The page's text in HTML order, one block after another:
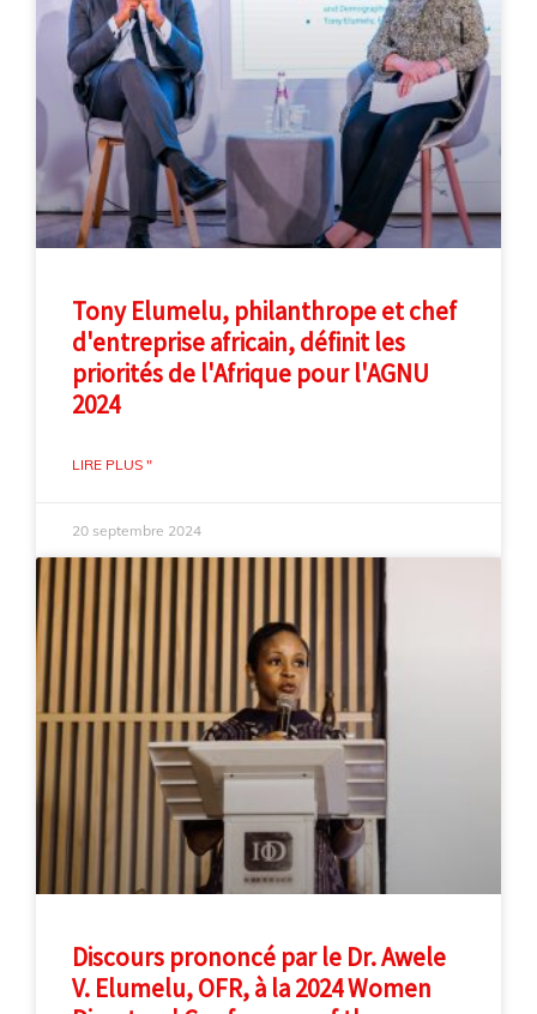
Tony Elumelu, philanthrope et chef
d'entreprise africain, définit les
priorités de l'Afrique pour l'AGNU
2024
LIRE PLUS "
20 septembre 2024
Discours prononcé par le Dr. Awele
V. Elumelu, OFR, à la 2024 Women